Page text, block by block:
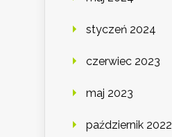
styczeń 2024
czerwiec 2023
maj 2023
październik 2022